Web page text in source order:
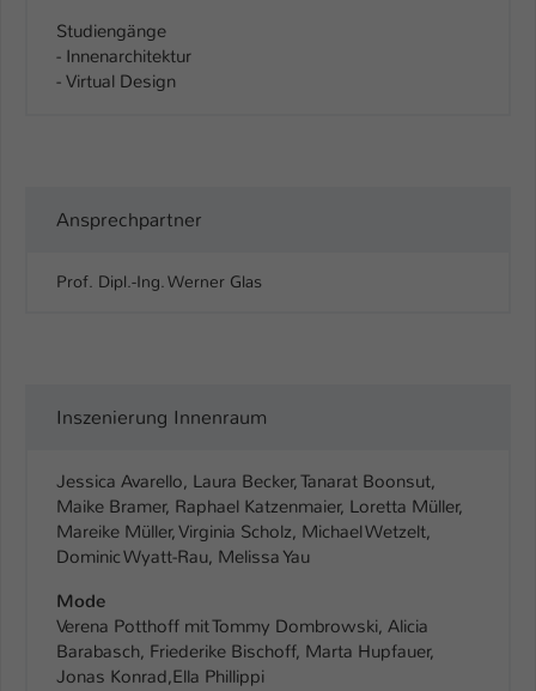
Studiengänge
- Innenarchitektur
- Virtual Design
Ansprechpartner
Prof. Dipl.-Ing. Werner Glas
Inszenierung Innenraum
Jessica Avarello, Laura Becker, Tanarat Boonsut,
Maike Bramer, Raphael Katzenmaier, Loretta Müller,
Mareike Müller, Virginia Scholz, Michael Wetzelt,
Dominic Wyatt-Rau, Melissa Yau
Mode
Verena Potthoff mit Tommy Dombrowski, Alicia
Barabasch, Friederike Bischoff, Marta Hupfauer,
Jonas Konrad,Ella Phillippi